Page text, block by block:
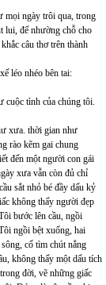
mọi ngày trôi qua, trong
lui, để nhường chỗ cho
câu thơ trên thành
léo nhéo bên tai:
cuộc tình của chúng tôi.
xưa. thời gian như
rào kẽm gai chung
đến một người con gái
xưa vẫn còn đủ chỉ
sắt nhỏ bé đầy dấu kỷ
không thấy người đẹp
bước lên cầu, ngồi
ngồi bệt xuống, hai
cố tìm chút nắng
không thấy một dấu tích
đời, vẽ những giấc